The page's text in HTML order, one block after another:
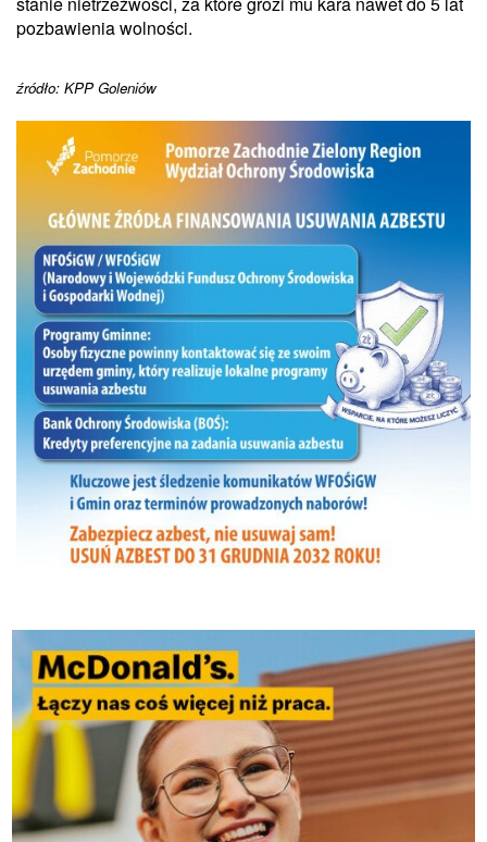
pozbawienia wolności.
źródło: KPP Goleniów